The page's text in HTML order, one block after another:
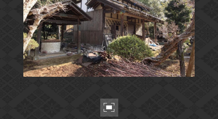
トップ
作品一覧
カテゴリで見る
世界遺産と無形文化遺産
全国の美術館・博物館
媒体資料・関連記事等
博物館、美術館の皆さまへ
文化庁よりご挨拶
今月のみどころ
お知らせ一覧
このサイトについて